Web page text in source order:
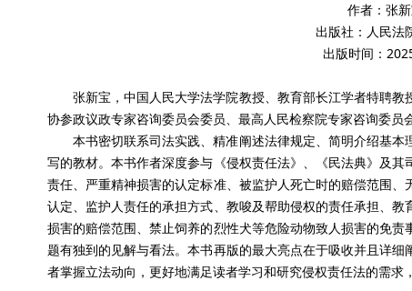
作者：张
出版社：人民法
出版时间：
张新宝，中国人民大学法学院教授、教育部长江学者特聘
协参政议政专家咨询委员会委员、最高人民检察院专家咨询委员
本书密切联系司法实践、精准阐述法律规定、简明介绍基
写的教材。本书作者深度参与《侵权责任法》、《民法典》及
责任、严重精神损害的认定标准、被监护人死亡时的赔偿范围
认定、监护人责任的承担方式、教唆及帮助侵权的责任承担、
损害的赔偿范围、禁止饲养的烈性犬等危险动物致人损害的免
题有独到的见解与看法。本书再版的最大亮点在于吸收并且详
者掌握立法动向，更好地满足读者学习和研究侵权责任法的需求